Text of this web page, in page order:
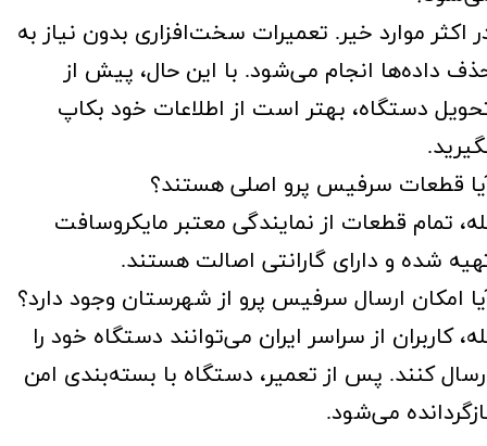
اکثر موارد خیر. تعمیرات سخت‌افزاری بدون نیاز به
داده‌ها انجام می‌شود. با این حال، پیش از
دستگاه، بهتر است از اطلاعات خود بکاپ
قطعات سرفیس پرو اصلی هستند؟
تمام قطعات از نمایندگی معتبر مایکروسافت
شده و دارای گارانتی اصالت هستند.
امکان ارسال سرفیس پرو از شهرستان وجود دارد؟
کاربران از سراسر ایران می‌توانند دستگاه خود را
کنند. پس از تعمیر، دستگاه با بسته‌بندی امن
می‌شود.